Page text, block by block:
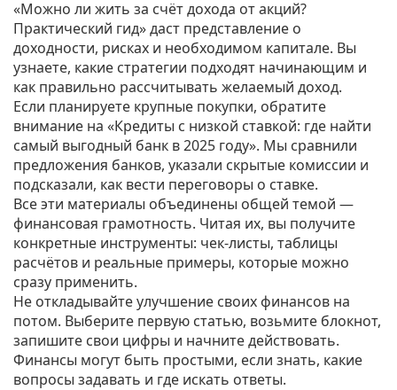
«Можно ли жить за счёт дохода от акций?
Практический гид» даст представление о
доходности, рисках и необходимом капитале. Вы
узнаете, какие стратегии подходят начинающим и
как правильно рассчитывать желаемый доход.
Если планируете крупные покупки, обратите
внимание на «Кредиты с низкой ставкой: где найти
самый выгодный банк в 2025 году». Мы сравнили
предложения банков, указали скрытые комиссии и
подсказали, как вести переговоры о ставке.
Все эти материалы объединены общей темой —
финансовая грамотность. Читая их, вы получите
конкретные инструменты: чек‑листы, таблицы
расчётов и реальные примеры, которые можно
сразу применить.
Не откладывайте улучшение своих финансов на
потом. Выберите первую статью, возьмите блокнот,
запишите свои цифры и начните действовать.
Финансы могут быть простыми, если знать, какие
вопросы задавать и где искать ответы.